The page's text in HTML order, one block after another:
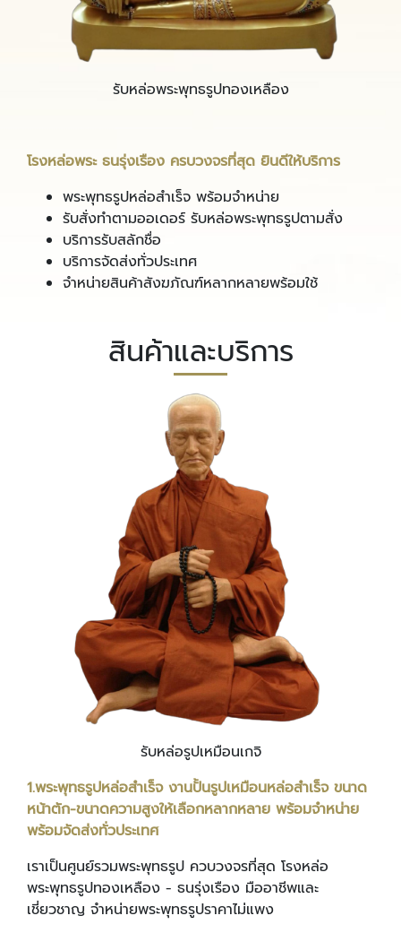
รับหล่อพระพุทธรูปทองเหลือง
โรงหล่อพระ ธนรุ่งเรือง ครบวงจรที่สุด ยินดีให้บริการ
พระพุทธรูปหล่อสำเร็จ พร้อมจำหน่าย
รับสั่งทำตามออเดอร์ รับหล่อพระพุทธรูปตามสั่ง
บริการรับสลักชื่อ
บริการจัดส่งทั่วประเทศ
จำหน่ายสินค้าสังฆภัณฑ์หลากหลายพร้อมใช้
สินค้าและบริการ
รับหล่อรูปเหมือนเกจิ
1.พระพุทธรูปหล่อสำเร็จ งานปั้นรูปเหมือนหล่อสำเร็จ ขนาด
หน้าตัก-ขนาดความสูงให้เลือกหลากหลาย พร้อมจำหน่าย
พร้อมจัดส่งทั่วประเทศ
เราเป็นศูนย์รวมพระพุทธรูป ควบวงจรที่สุด โรงหล่อ
พระพุทธรูปทองเหลือง - ธนรุ่งเรือง มืออาชีพและ
เชี่ยวชาญ จำหน่ายพระพุทธรูปราคาไม่แพง